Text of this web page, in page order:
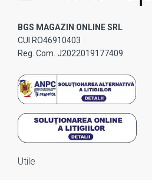
BGS MAGAZIN ONLINE SRL
CUI RO46910403
Reg. Com. J2022019177409
Utile